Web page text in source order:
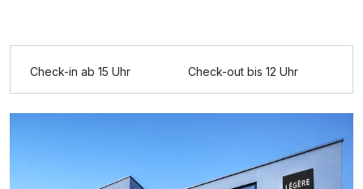
p.P. ab129,00 €
Check-in ab 15 Uhr Check-out bis 12 Uhr